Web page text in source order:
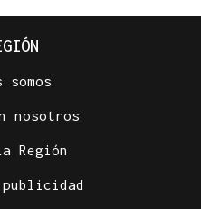
somos
nosotros
Región